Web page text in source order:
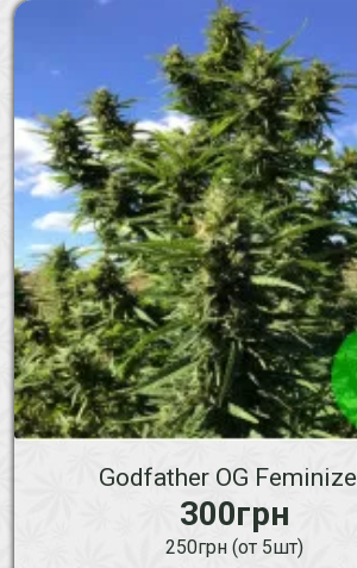
Godfather OG
300грн
250грн (от 5шт)